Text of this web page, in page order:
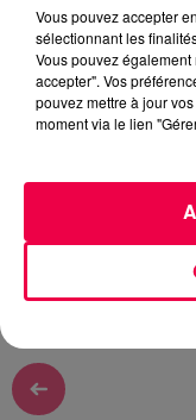
0:00
7 mai 2026 - 2 min
FLASHBACK sur
Vous pouvez accepter
sélectionnant les
Vous pouvez
accepter". Vos
pouvez mettre à jour
moment via le lien